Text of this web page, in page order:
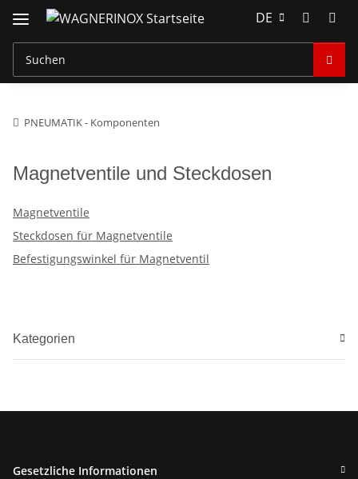
DE
PNEUMATIK - Komponenten
Magnetventile und Steckdosen
Magnetventile
Steckdosen für Magnetventile
Befestigungswinkel für Magnetventil
Kategorien
Gesetzliche Informationen